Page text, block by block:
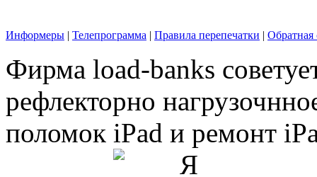
Информеры | Телепрограмма | Правила перепечатки | Обратная
Фирма load-banks
рефлекторно
поломок iPad и ремонт